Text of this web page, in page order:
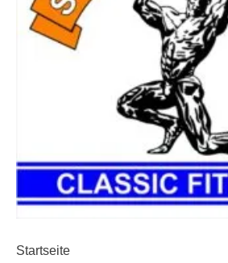
Startseite